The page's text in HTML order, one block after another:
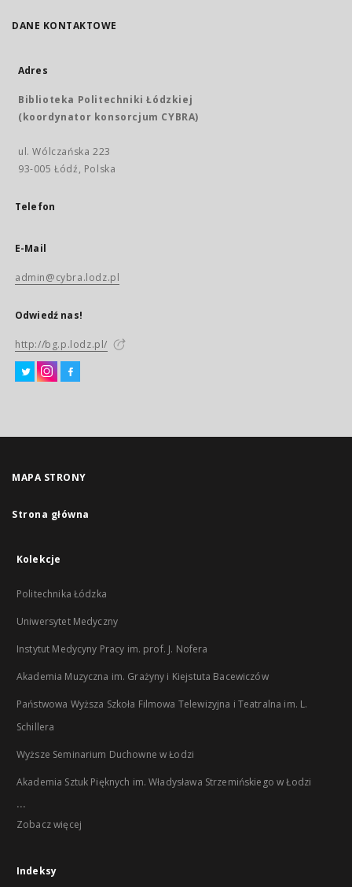
DANE KONTAKTOWE
Adres
Biblioteka Politechniki Łódzkiej
(koordynator konsorcjum CYBRA)
ul. Wólczańska 223
93-005 Łódź, Polska
Telefon
E-Mail
admin@cybra.lodz.pl
Odwiedź nas!
http://bg.p.lodz.pl/
MAPA STRONY
Strona główna
Kolekcje
Politechnika Łódzka
Uniwersytet Medyczny
Instytut Medycyny Pracy im. prof. J. Nofera
Akademia Muzyczna im. Grażyny i Kiejstuta Bacewiczów
Państwowa Wyższa Szkoła Filmowa Telewizyjna i Teatralna im. L.
Schillera
Wyższe Seminarium Duchowne w Łodzi
Akademia Sztuk Pięknych im. Władysława Strzemińskiego w Łodzi
...
Zobacz więcej
Indeksy